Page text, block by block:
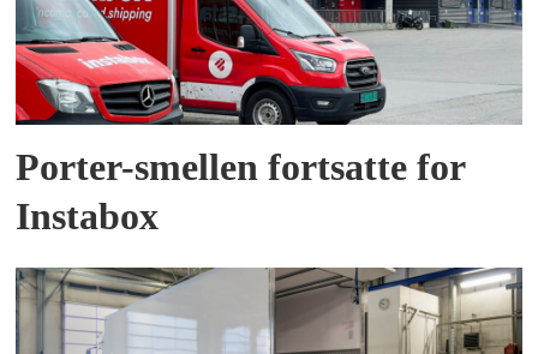
Porter-smellen fortsatte for
Instabox